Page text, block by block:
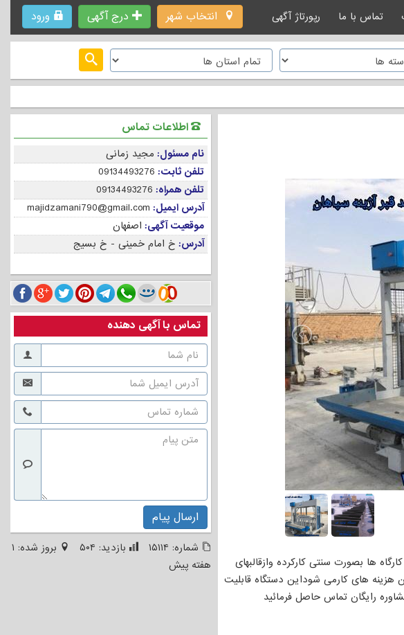
انتخاب شهر درج آگهی ورود تماس با ما رپورتاژ آگهی
اطلاعات تماس
نام مسئول: مجید زمانی
تلفن ثابت: 09134493276
تلفن همراه: 09134493276
آدرس ایمیل: majidzamani790@gmail.com
موقعیت آگهی: اصفهان
آدرس: خ امام خمینی - خ بسیج
تماس با آگهی دهنده
ارسال پیام
شماره: ۱۵۱۱۴ بازدید: ۵۰۴ بروز شده: ۱
هفته پیش
ها بصورت سنتی کارکرده وازقالبهای
هزینه های کارمی شوداین دستگاه قابلیت
رایگان تماس حاصل فرمائید